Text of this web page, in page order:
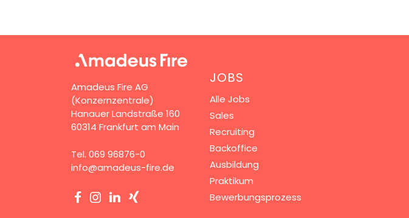
Amadeus Fire AG
(Konzernzentrale)
Hanauer Landstraße 160
60314 Frankfurt am Main
Tel. 069 96876-0
info@amadeus-fire.de
JOBS
Alle Jobs
Sales
Recruiting
Backoffice
Ausbildung
Praktikum
Bewerbungsprozess